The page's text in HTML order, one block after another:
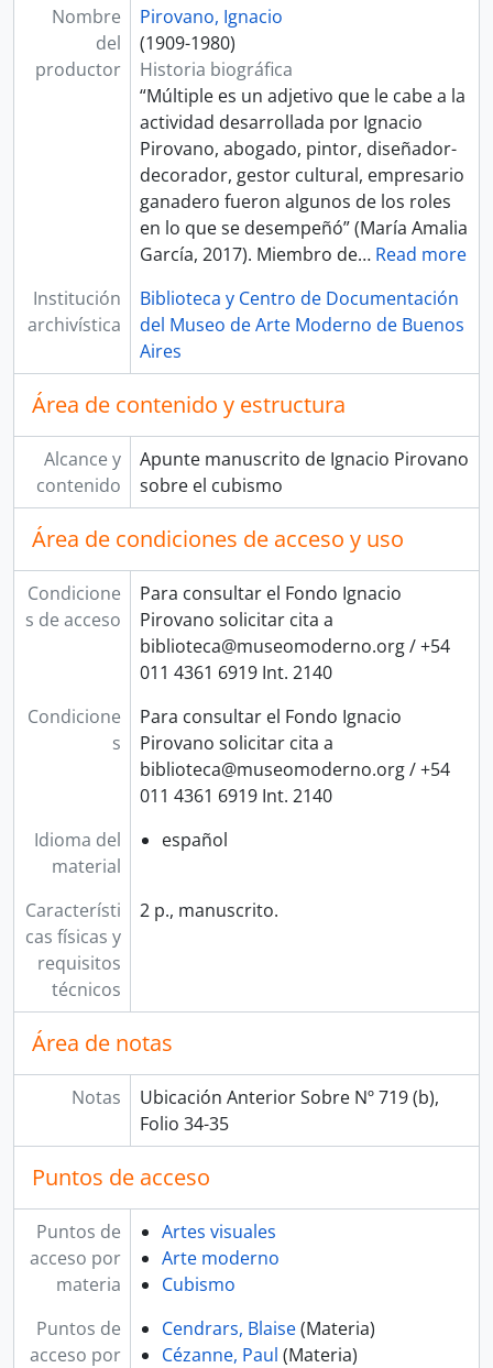
[U. D. Simple] [Apunte manuscrito]
[Serie] Conferencias y escritos de Ignacio Pirovano
[Serie] Escritos de otros autores
[Sección] Correspondencia
[Sección] Recibos de compra de obra y documentos relacionados
[Sección] Colaboración con el Museu de Arte Moderna do Rio de Janeiro y con la Embajada de la República Argentina en Brasil
[Sección] Diseño Industrial
[Sección] Catálogos, folletos, programas y gacetillas
[Sección] Documentos sobre Georges Vantongerloo
[Sección] Documentos sobre el tapiz “Nenúfares” de Claude Monet
[Sección] Documentos sobre Sesostris Vitullo
Nombre
del
productor
Pirovano, Ignacio
(1909-1980)
Historia biográfica
“Múltiple es un adjetivo que le cabe a la
actividad desarrollada por Ignacio
Pirovano, abogado, pintor, diseñador-
decorador, gestor cultural, empresario
ganadero fueron algunos de los roles
en lo que se desempeñó” (María Amalia
García, 2017). Miembro de… Read more
Institución
archivística
Biblioteca y Centro de Documentación
del Museo de Arte Moderno de Buenos
Aires
Área de contenido y estructura
Alcance y
contenido
Apunte manuscrito de Ignacio Pirovano
sobre el cubismo
Área de condiciones de acceso y uso
Condicione
s de acceso
Para consultar el Fondo Ignacio
Pirovano solicitar cita a
biblioteca@museomoderno.org / +54
011 4361 6919 Int. 2140
Condicione
s
Para consultar el Fondo Ignacio
Pirovano solicitar cita a
biblioteca@museomoderno.org / +54
011 4361 6919 Int. 2140
Idioma del
material
español
Característi
cas físicas y
requisitos
técnicos
2 p., manuscrito.
Área de notas
Notas
Ubicación Anterior Sobre Nº 719 (b),
Folio 34-35
Puntos de acceso
Puntos de
acceso por
materia
Artes visuales
Arte moderno
Cubismo
Puntos de
acceso por
Cendrars, Blaise(Materia)
Cézanne, Paul (Materia)